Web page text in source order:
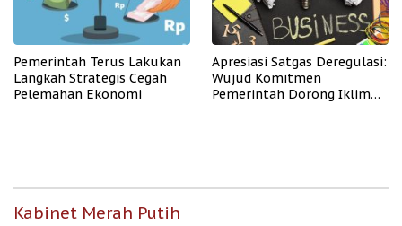
Pemerintah Terus Lakukan
Langkah Strategis Cegah
Pelemahan Ekonomi
Apresiasi Satgas Deregulasi:
Wujud Komitmen
Pemerintah Dorong Iklim
Kabinet Merah Putih